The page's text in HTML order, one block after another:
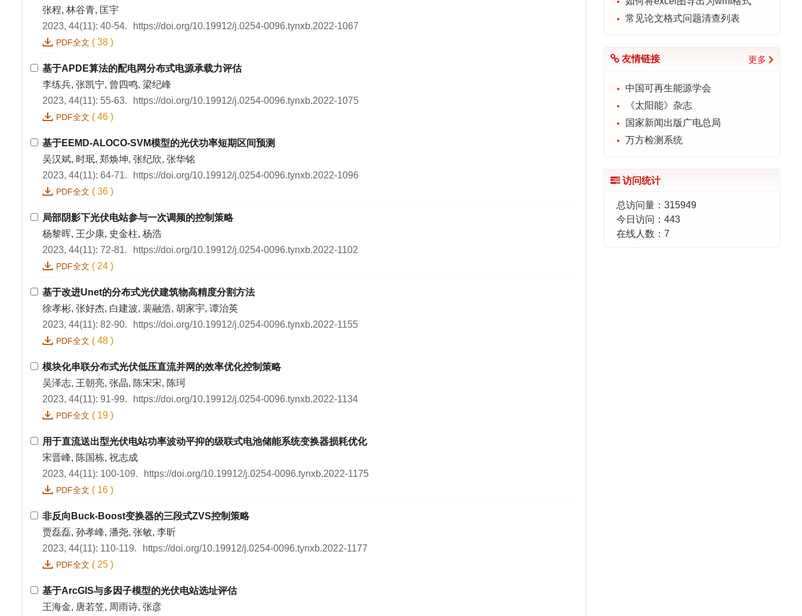
张程, 林谷青, 匡宇
2023, 44(11): 40-54.
https://doi.org/10.19912/j.0254-0096.tynxb.2022-1067
PDF全文 ( 38 )
基于APDE算法的配电网分布式电源承载力评估
李练兵, 张凯宁, 曾四鸣, 梁纪峰
2023, 44(11): 55-63.
https://doi.org/10.19912/j.0254-0096.tynxb.2022-1075
PDF全文 ( 46 )
基于EEMD-ALOCO-SVM模型的光伏功率短期区间预测
吴汉斌, 时珉, 郑焕坤, 张纪欣, 张华铭
2023, 44(11): 64-71.
https://doi.org/10.19912/j.0254-0096.tynxb.2022-1096
PDF全文 ( 36 )
局部阴影下光伏电站参与一次调频的控制策略
杨黎晖, 王少康, 史金柱, 杨浩
2023, 44(11): 72-81.
https://doi.org/10.19912/j.0254-0096.tynxb.2022-1102
PDF全文 ( 24 )
基于改进Unet的分布式光伏建筑物高精度分割方法
徐孝彬, 张好杰, 白建波, 裴融浩, 胡家宇, 谭治英
2023, 44(11): 82-90.
https://doi.org/10.19912/j.0254-0096.tynxb.2022-1155
PDF全文 ( 48 )
模块化串联分布式光伏低压直流并网的效率优化控制策略
吴泽志, 王朝亮, 张晶, 陈宋宋, 陈珂
2023, 44(11): 91-99.
https://doi.org/10.19912/j.0254-0096.tynxb.2022-1134
PDF全文 ( 19 )
用于直流送出型光伏电站功率波动平抑的级联式电池储能系统变换器损耗优化
宋晋峰, 陈国栋, 祝志成
2023, 44(11): 100-109.
https://doi.org/10.19912/j.0254-0096.tynxb.2022-1175
PDF全文 ( 16 )
非反向Buck-Boost变换器的三段式ZVS控制策略
贾磊磊, 孙孝峰, 潘尧, 张敏, 李昕
2023, 44(11): 110-119.
https://doi.org/10.19912/j.0254-0096.tynxb.2022-1177
PDF全文 ( 25 )
基于ArcGIS与多因子模型的光伏电站选址评估
王海金, 唐若笠, 周雨诗, 张彦
常见论文格式问题清查列表
友情链接 更多
中国可再生能源学会
《太阳能》杂志
国家新闻出版广电总局
万方检测系统
访问统计
总访问量： 315949
今日访问： 443
在线人数： 7